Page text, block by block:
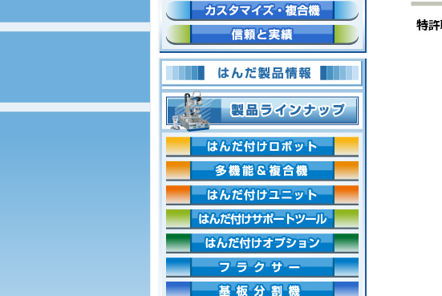
はんだ付け装置
はんだ付け装置
はんだ付け装置
はんだ付けロボ
はんだ付けユニ
はんだ付けサポ
はんだ付けオプ